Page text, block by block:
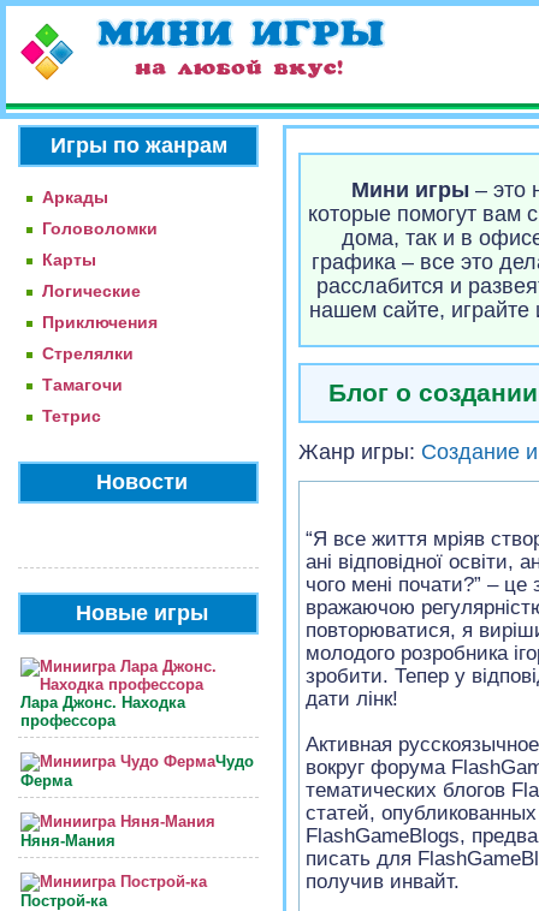
Игры по жанрам
Аркады
Головоломки
Карты
Логические
Приключения
Стрелялки
Тамагочи
Тетрис
Новости
Новые игры
Лара Джонс. Находка
профессора
Чудо
Ферма
Няня-Мания
Построй-ка
Мини игры – это
которые помогут вам
дома, так и в
графика – все это
расслабится и
нашем сайте,
Блог о
Жанр игры: Создание
“Я все життя мріяв
ані відповідної освіти,
чого мені почати?” – це
вражаючою
повторюватися, я
молодого розробника
зробити. Тепер у
дати лінк!
Активная
вокруг форума
тематических блогов
статей,
FlashGameBlogs,
писать для
получив инвайт.